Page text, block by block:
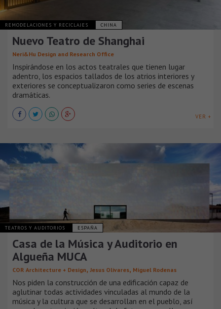
REMODELACIONES Y RECICLAJES CHINA
Nuevo Teatro de Shanghai
Neri&Hu Design and Research Office
Inspirándose en los actos teatrales que tienen lugar
adentro, los espacios tallados de los atrios interiores y
exteriores se conceptualizaron como series de escenas
dramáticas.
VER +
TEATROS Y AUDITORIOS ESPAÑA
Casa de la Música y Auditorio en
Algueña MUCA
COR Architecture + Design, Jesus Olivares, Miguel Rodenas
Nos piden la construcción de una edificación capaz de
aglutinar todas actividades vinculadas al mundo de la
música y la cultura que se desarrollan en el pueblo, así